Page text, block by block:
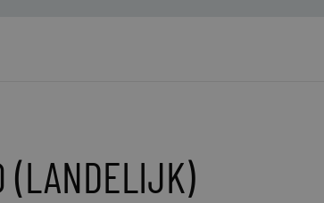
(LANDELIJK)